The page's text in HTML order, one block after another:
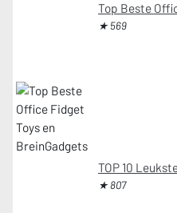
Top Beste
★ 569
TOP 10
★ 807